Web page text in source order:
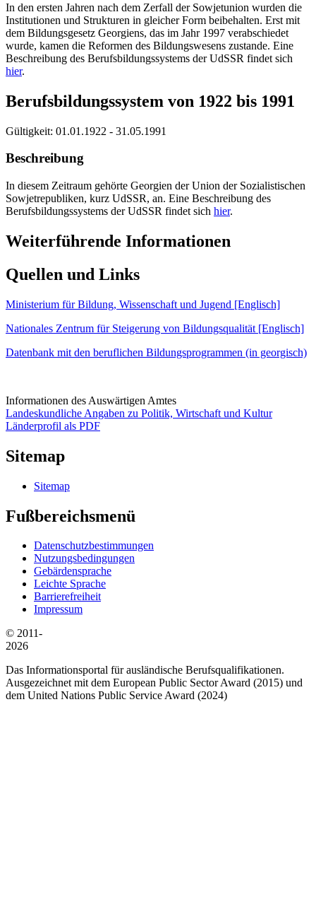
In den ersten Jahren nach dem Zerfall der Sowjetunion wurden die
Institutionen und Strukturen in gleicher Form beibehalten. Erst mit
dem Bildungsgesetz Georgiens, das im Jahr 1997 verabschiedet
wurde, kamen die Reformen des Bildungswesens zustande. Eine
Beschreibung des Berufsbildungssystems der UdSSR findet sich
hier.
Berufsbildungssystem von 1922 bis 1991
Gültigkeit: 01.01.1922 - 31.05.1991
Beschreibung
In diesem Zeitraum gehörte Georgien der Union der Sozialistischen
Sowjetrepubliken, kurz UdSSR, an. Eine Beschreibung des
Berufsbildungssystems der UdSSR findet sich hier.
Weiterführende Informationen
Quellen und Links
Ministerium für Bildung, Wissenschaft und Jugend [Englisch]
Nationales Zentrum für Steigerung von Bildungsqualität [Englisch]
Datenbank mit den beruflichen Bildungsprogrammen (in georgisch)
Informationen des Auswärtigen Amtes
Landeskundliche Angaben zu Politik, Wirtschaft und Kultur
Länderprofil als PDF
Sitemap
Sitemap
Fußbereichsmenü
Datenschutzbestimmungen
Nutzungsbedingungen
Gebärdensprache
Leichte Sprache
Barrierefreiheit
Impressum
© 2011-
2026
Das Informationsportal für ausländische Berufsqualifikationen.
Ausgezeichnet mit dem European Public Sector Award (2015) und
dem United Nations Public Service Award (2024)